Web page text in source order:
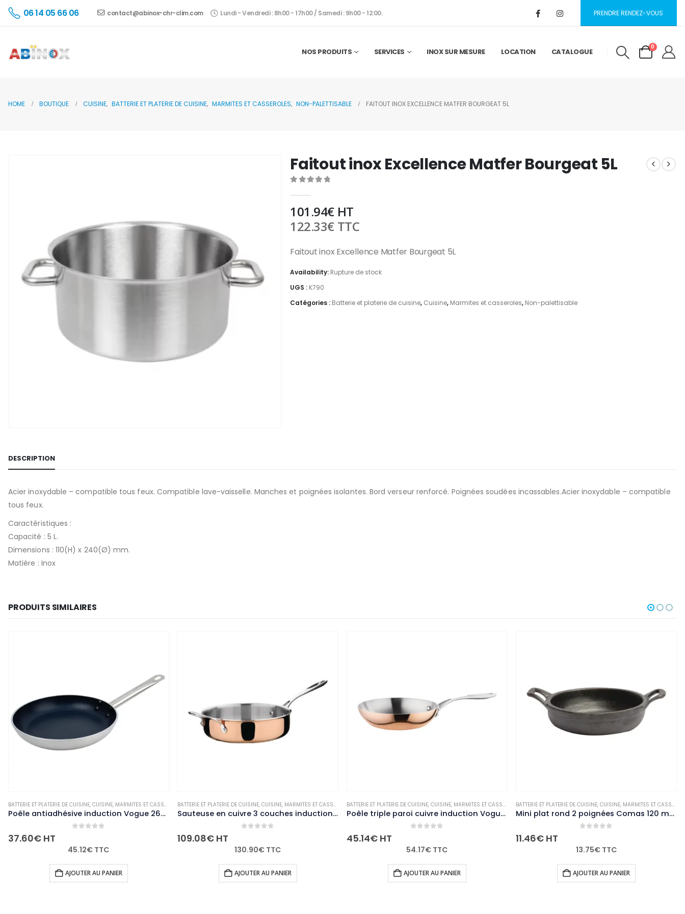
06 14 05 66 06 contact@abinox-chr-clim.com Lundi - Vendredi : 8h00 - 17h00 / Samedi : 9h00 - 12:00. PRENDRE RENDEZ-VOUS
NOS PRODUITS SERVICES INOX SUR MESURE LOCATION CATALOGUE
0
HOME BOUTIQUE CUISINE, BATTERIE ET PLATERIE DE CUISINE, MARMITES ET CASSEROLES, NON-PALETTISABLE FAITOUT INOX EXCELLENCE MATFER BOURGEAT 5L
Faitout inox Excellence Matfer Bourgeat 5L
101.94€HT
122.33€TTC
Faitout inox Excellence Matfer Bourgeat 5L
Availability: Rupture de stock
UGS : K790
Catégories : Batterie et platerie de cuisine, Cuisine, Marmites et casseroles, Non-palettisable
DESCRIPTION
Acier inoxydable – compatible tous feux. Compatible lave-vaisselle. Manches et poignées isolantes. Bord verseur renforcé. Poignées soudées incassables.Acier inoxydable – compatible
tous feux.
Caractéristiques :
Capacité : 5 L.
Dimensions : 110(H) x 240(Ø) mm.
Matière : Inox
PRODUITS SIMILAIRES
,NON-PALETTISABLE
BATTERIE ET PLATERIE DE CUISINE, CUISINE, MARMITES ET CASSEROLES ,NON-PALETTISABLE
Sauteuse en cuivre 3 couches induction Vogue 240mm
109.08€HT
130.90€TTC
AJOUTER AU PANIER
BATTERIE ET PLATERIE DE CUISINE, CUISINE, MARMITES ET CASSEROLES ,NON-PALETTISABLE
Poêle triple paroi cuivre induction Vogue 200mm
45.14€HT
54.17€TTC
AJOUTER AU PANIER
BATTERIE ET PLATERIE DE CUISINE, CUISINE, MARMITES ET CASSEROLES ,NON-PALETTISABLE
Mini plat rond 2 poignées Comas 120 mm
11.46€HT
13.75€TTC
AJOUTER AU PANIER
BATTERIE ET PLATERIE DE CUISINE, CUISINE, MARMITES ET CASSEROLES
Couvercle en verre pour casserole Vogue 180mm
23.82€HT
28.58€ TTC
AJOUTER AU PANIER